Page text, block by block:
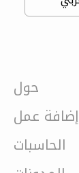
حول
إضافة عمل
الحاسبات